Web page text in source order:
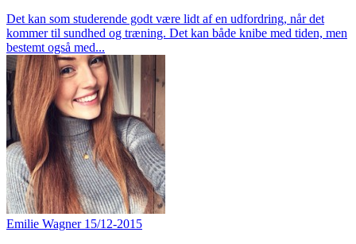
Det kan som studerende godt være lidt af en udfordring, når det
kommer til sundhed og træning. Det kan både knibe med tiden, men
bestemt også med...
Emilie Wagner 15/12-2015